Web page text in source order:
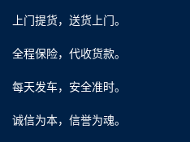
上门提货，送货上门。
全程保险，代收货款。
每天发车，安全准时。
诚信为本，信誉为魂。